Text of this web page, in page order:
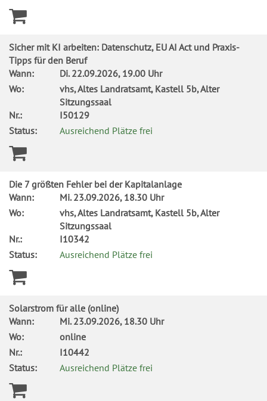
Sicher mit KI arbeiten: Datenschutz, EU AI Act und Praxis-
Tipps für den Beruf
Wann:
Di.22.09.2026, 19.00 Uhr
Wo:
vhs, Altes Landratsamt, Kastell 5b, Alter
Sitzungssaal
Nr.:
I50129
Status:
Ausreichend Plätze frei
Die 7 größten Fehler bei der Kapitalanlage
Wann:
Mi.23.09.2026, 18.30 Uhr
Wo:
vhs, Altes Landratsamt, Kastell 5b, Alter
Sitzungssaal
Nr.:
I10342
Status:
Ausreichend Plätze frei
Solarstrom für alle (online)
Wann:
Mi.23.09.2026, 18.30 Uhr
Wo:
online
Nr.:
I10442
Status:
Ausreichend Plätze frei